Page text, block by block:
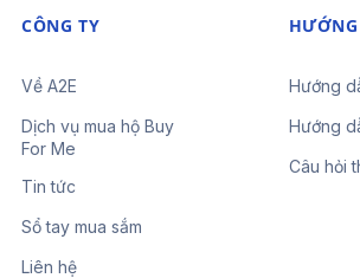
CÔNG TY
Về A2E
Dịch vụ mua hộ Buy
For Me
Tin tức
Sổ tay mua sắm
Liên hệ
Hướng
Hướng
Câu hỏi